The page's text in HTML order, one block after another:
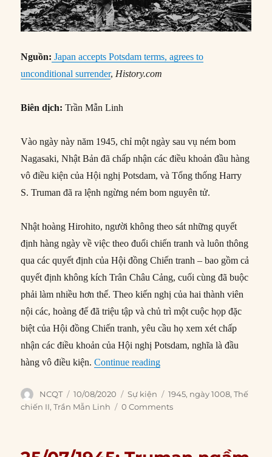
Nguồn: Japan accepts Potsdam terms, agrees to
unconditional surrender, History.com
Biên dịch: Trần Mẫn Linh
Vào ngày này năm 1945, chỉ một ngày sau vụ ném bom
Nagasaki, Nhật Bản đã chấp nhận các điều khoản đầu hàng
vô điều kiện của Hội nghị Potsdam, và Tổng thống Harry
S. Truman đã ra lệnh ngừng ném bom nguyên tử.
Nhật hoàng Hirohito, người không theo sát những quyết
định hàng ngày về việc theo đuổi chiến tranh và luôn thông
qua các quyết định của Hội đồng Chiến tranh – bao gồm cả
quyết định không kích Trân Châu Cảng, cuối cùng đã buộc
phải làm nhiều hơn thế. Theo kiến nghị của hai thành viên
nội các, hoàng đế đã triệu tập và chủ trì một cuộc họp đặc
biệt của Hội đồng Chiến tranh, yêu cầu họ xem xét chấp
nhận các điều khoản của Hội nghị Potsdam, nghĩa là đầu
hàng vô điều kiện. Continue reading“10/08/1945: Nhật Bản
Author
NCQT
Posted
on
10/08/2020 Categories
Sự kiện Tags
1945, ngày 1008,Thế
chiến II,Trần Mẫn Linh 0 Comments